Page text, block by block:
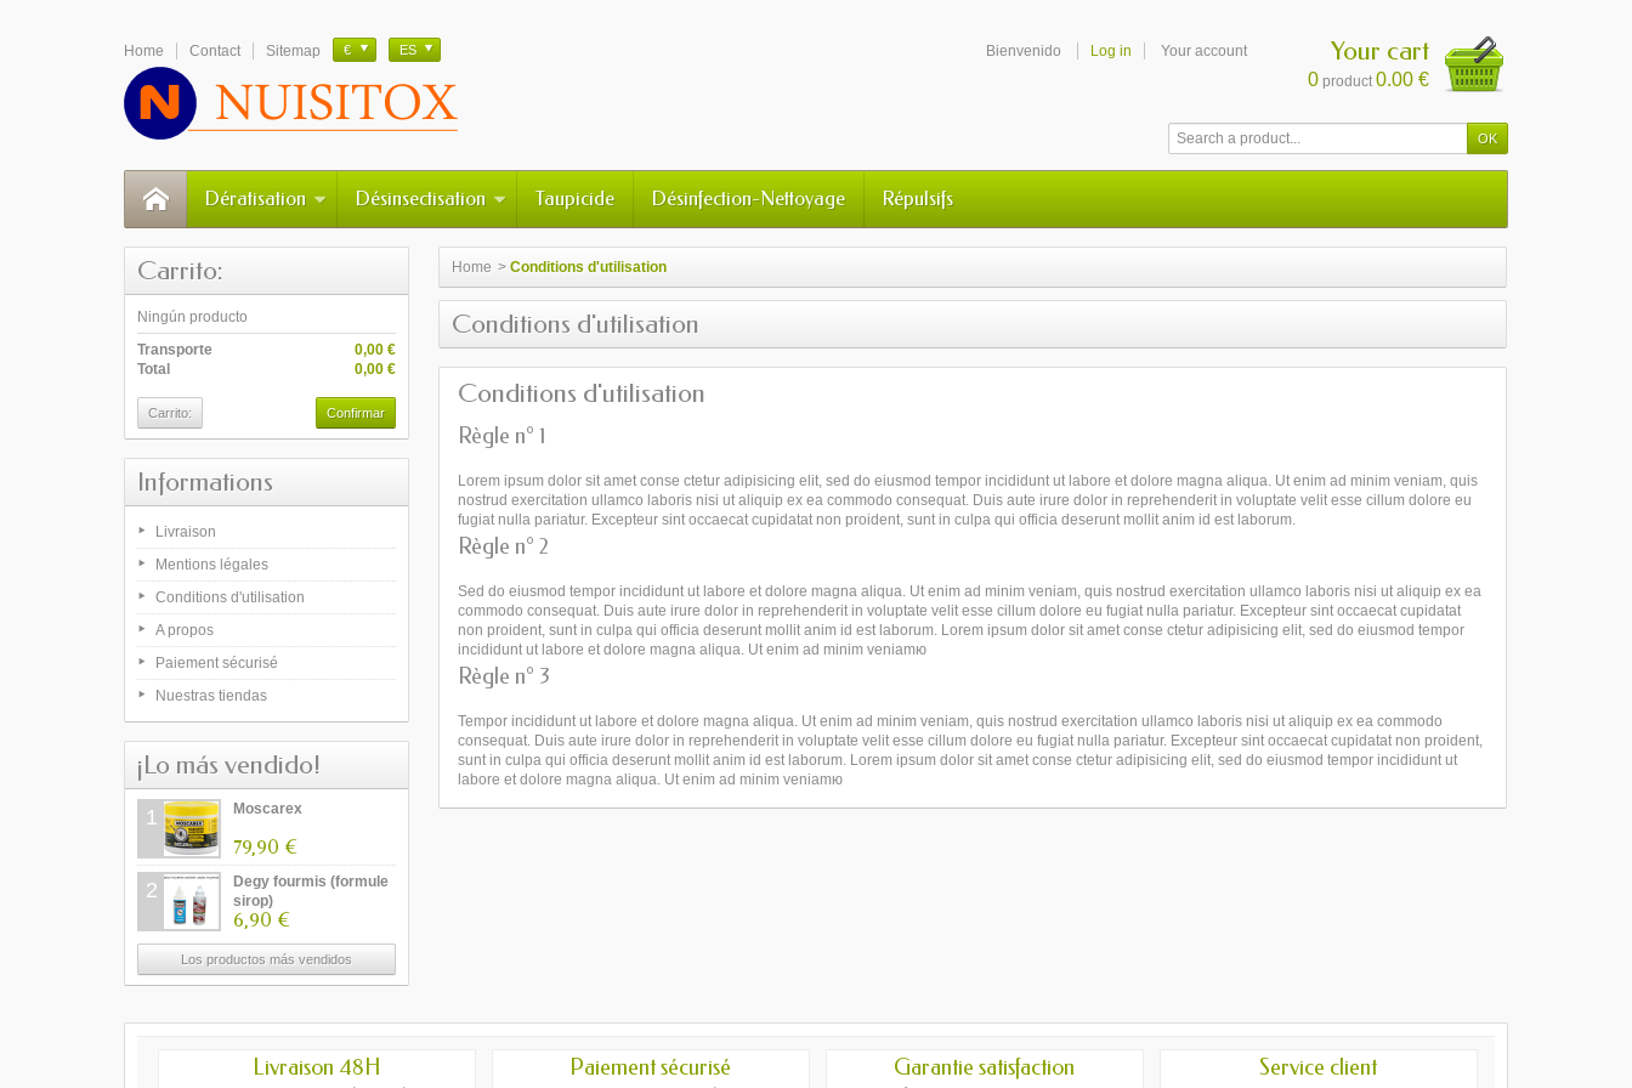
Home Contact Sitemap € ES Bienvenido Log in Your account Your cart
0 product 0.00 €
Dératisation Désinsectisation Taupicide Désinfection-Nettoyage Répulsifs
Carrito:
Ningún producto
0,00 €
Transporte
0,00 €
Total
Carrito: Confirmar
Informations
Livraison
Mentions légales
Conditions d'utilisation
A propos
Paiement sécurisé
Nuestras tiendas
¡Lo más vendido!
1 Moscarex
79,90 €
2
Degy fourmis (formule
sirop)
6,90 €
Los productos más vendidos
Home > Conditions d'utilisation
Conditions d'utilisation
Conditions d'utilisation
Règle n° 1
Lorem ipsum dolor sit amet conse ctetur adipisicing elit, sed do eiusmod tempor incididunt ut labore et dolore magna aliqua. Ut enim ad minim veniam, quis
nostrud exercitation ullamco laboris nisi ut aliquip ex ea commodo consequat. Duis aute irure dolor in reprehenderit in voluptate velit esse cillum dolore eu
fugiat nulla pariatur. Excepteur sint occaecat cupidatat non proident, sunt in culpa qui officia deserunt mollit anim id est laborum.
Règle n° 2
Sed do eiusmod tempor incididunt ut labore et dolore magna aliqua. Ut enim ad minim veniam, quis nostrud exercitation ullamco laboris nisi ut aliquip ex ea
commodo consequat. Duis aute irure dolor in reprehenderit in voluptate velit esse cillum dolore eu fugiat nulla pariatur. Excepteur sint occaecat cupidatat
non proident, sunt in culpa qui officia deserunt mollit anim id est laborum. Lorem ipsum dolor sit amet conse ctetur adipisicing elit, sed do eiusmod tempor
incididunt ut labore et dolore magna aliqua. Ut enim ad minim veniamю
Règle n° 3
Tempor incididunt ut labore et dolore magna aliqua. Ut enim ad minim veniam, quis nostrud exercitation ullamco laboris nisi ut aliquip ex ea commodo
consequat. Duis aute irure dolor in reprehenderit in voluptate velit esse cillum dolore eu fugiat nulla pariatur. Excepteur sint occaecat cupidatat non proident,
sunt in culpa qui officia deserunt mollit anim id est laborum. Lorem ipsum dolor sit amet conse ctetur adipisicing elit, sed do eiusmod tempor incididunt ut
labore et dolore magna aliqua. Ut enim ad minim veniamю
Livraison 48H Paiement sécurisé Garantie satisfaction Service client